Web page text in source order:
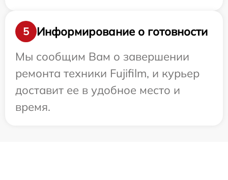
5
Информирование о готовности
Мы сообщим Вам о завершении
ремонта техники Fujifilm, и курьер
доставит ее в удобное место и
время.